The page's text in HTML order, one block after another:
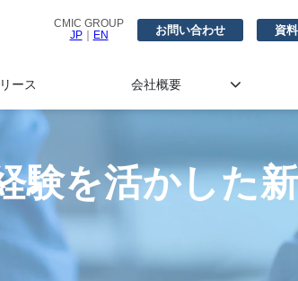
CMIC GROUP
JP｜ EN お問い合わせ 資
ース 会社概要
験を活かした